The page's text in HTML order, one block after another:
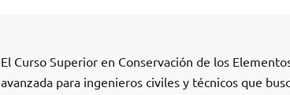
El Curso Superior en Conservación de los
avanzada para ingenieros civiles y técnicos que